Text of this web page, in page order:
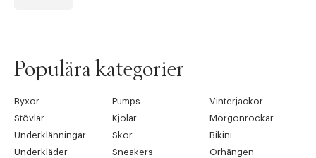
Populära kategorier
Byxor Pumps
Vinterjackor
Stövlar
Kjolar
Morgonrockar
Underklänningar
Skor
Bikini
Underkläder
Sneakers
Örhängen